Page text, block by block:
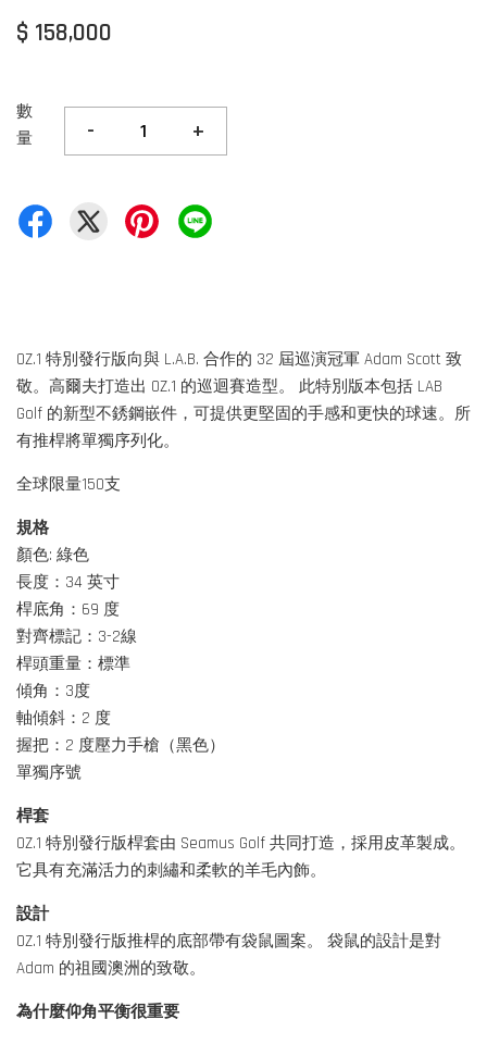
$ 158,000
數
量
- +
OZ.1 特別發行版向與 L.A.B. 合作的 32 屆巡演冠軍 Adam Scott 致
敬。高爾夫打造出 OZ.1 的巡迴賽造型。 此特別版本包括 LAB
Golf 的新型不銹鋼嵌件，可提供更堅固的手感和更快的球速。所
有推桿將單獨序列化。
全球限量150支
規格
顏色: 綠色
長度：34 英寸
桿底角：69 度
對齊標記：3-2線
桿頭重量：標準
傾角：3度
軸傾斜：2 度
握把：2 度壓力手槍（黑色）
單獨序號
桿套
OZ.1 特別發行版桿套由 Seamus Golf 共同打造，採用皮革製成。
它具有充滿活力的刺繡和柔軟的羊毛內飾。
設計
OZ.1 特別發行版推桿的底部帶有袋鼠圖案。 袋鼠的設計是對
Adam 的祖國澳洲的致敬。
為什麼仰角平衡很重要